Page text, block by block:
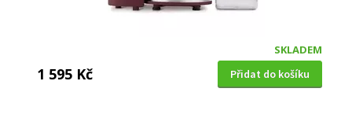
SKLADEM
1 595 Kč Přidat do košíku